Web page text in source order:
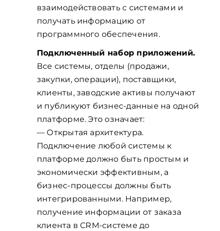
взаимодействовать с системами и
получать информацию от
программного обеспечения.
Подключенный набор приложений.
Все системы, отделы (продажи,
закупки, операции), поставщики,
клиенты, заводские активы получают
и публикуют бизнес-данные на одной
платформе. Это означает:
— Открытая архитектура.
Подключение любой системы к
платформе должно быть простым и
экономически эффективным, а
бизнес-процессы должны быть
интегрированными. Например,
получение информации от заказа
клиента в CRM-системе до